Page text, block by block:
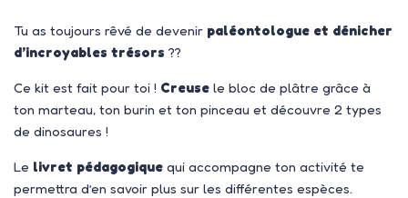
Tu as toujours rêvé de devenir paléontologue et dénicher
d’incroyables trésors ??
Ce kit est fait pour toi ! Creuse le bloc de plâtre grâce à
ton marteau, ton burin et ton pinceau et découvre 2 types
de dinosaures !
Le livret pédagogique qui accompagne ton activité te
permettra d’en savoir plus sur les différentes espèces.